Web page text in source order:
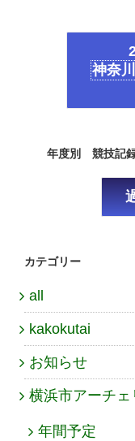
神奈
年度別 競技記録
カテゴリー
all
kakokutai
お知らせ
横浜市アーチェ
年間予定